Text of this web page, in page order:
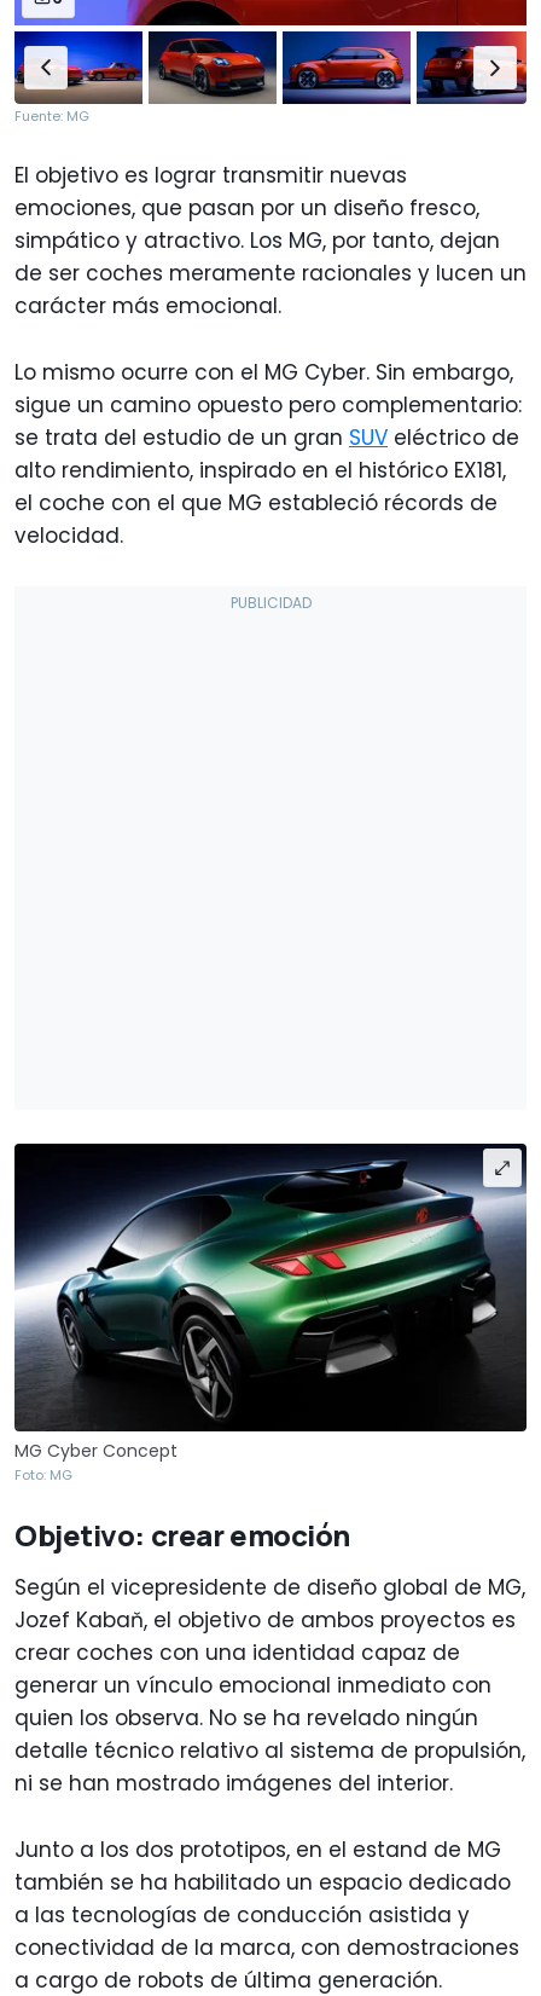
Fuente: MG
El objetivo es lograr transmitir nuevas
emociones, que pasan por un diseño fresco,
simpático y atractivo. Los MG, por tanto, dejan
de ser coches meramente racionales y lucen un
carácter más emocional.
Lo mismo ocurre con el MG Cyber. Sin embargo,
sigue un camino opuesto pero complementario:
se trata del estudio de un gran SUV eléctrico de
alto rendimiento, inspirado en el histórico EX181,
el coche con el que MG estableció récords de
velocidad.
MG Cyber Concept
Foto: MG
Objetivo: crear emoción
Según el vicepresidente de diseño global de MG,
Jozef Kabaň, el objetivo de ambos proyectos es
crear coches con una identidad capaz de
generar un vínculo emocional inmediato con
quien los observa. No se ha revelado ningún
detalle técnico relativo al sistema de propulsión,
ni se han mostrado imágenes del interior.
Junto a los dos prototipos, en el estand de MG
también se ha habilitado un espacio dedicado
a las tecnologías de conducción asistida y
conectividad de la marca, con demostraciones
a cargo de robots de última generación.